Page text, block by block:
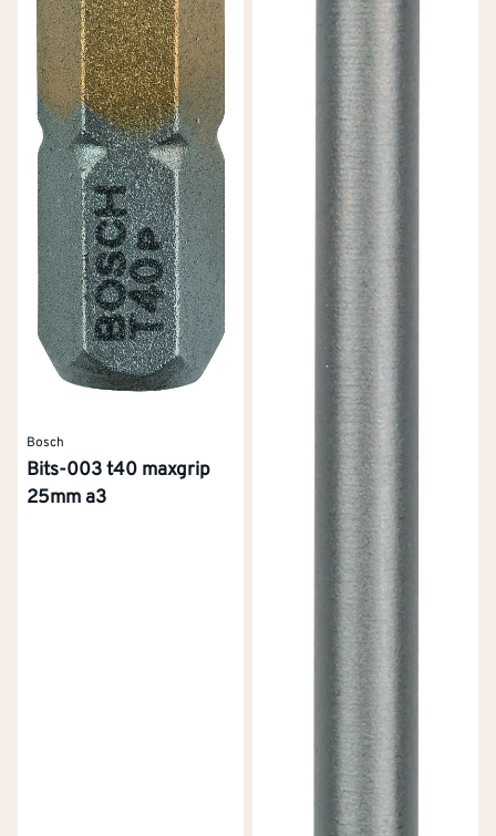
Bosch
Bits-003 t40 maxgrip
25mm a3